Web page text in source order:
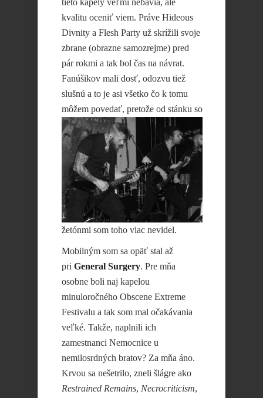
tieto kapely veľmi nebavia, ale
kvalitu oceniť viem. Práve Hideous
Divnity a Flesh Party už skrížili svoje
zbrane (obrazne samozrejme) pred
pár rokmi a tak bol čas na návrat.
Fanúšikov mali dosť, odozvu tiež
slušnú a to je asi všetko čo k tomu
môžem povedať, pretože od stánku so
žetónmi som toho viac nevidel.
Mobilným som sa opäť stal až
pri General Surgery. Pre mňa
osobne boli naj kapelou
minuloročného Obscene Extreme
Festivalu a tak som mal očakávania
veľké. Takže, naplnili ich
zamestnanci Nemocnice u
nemilosrdných bratov? Za mňa áno.
Krvou sa nešetrilo, zneli šlágre ako
Restrained Remains, Necrocriticism,